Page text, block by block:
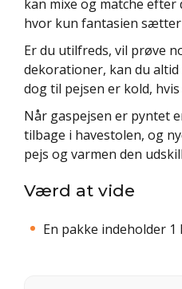
kan mixe og matche
hvor kun fantasien
Er du utilfreds, vil prøve
dekorationer, kan du
dog til pejsen er kold,
Når gaspejsen er pyntet
tilbage i havestolen, og
pejs og varmen den
Værd at vide
En pakke indeholder 1